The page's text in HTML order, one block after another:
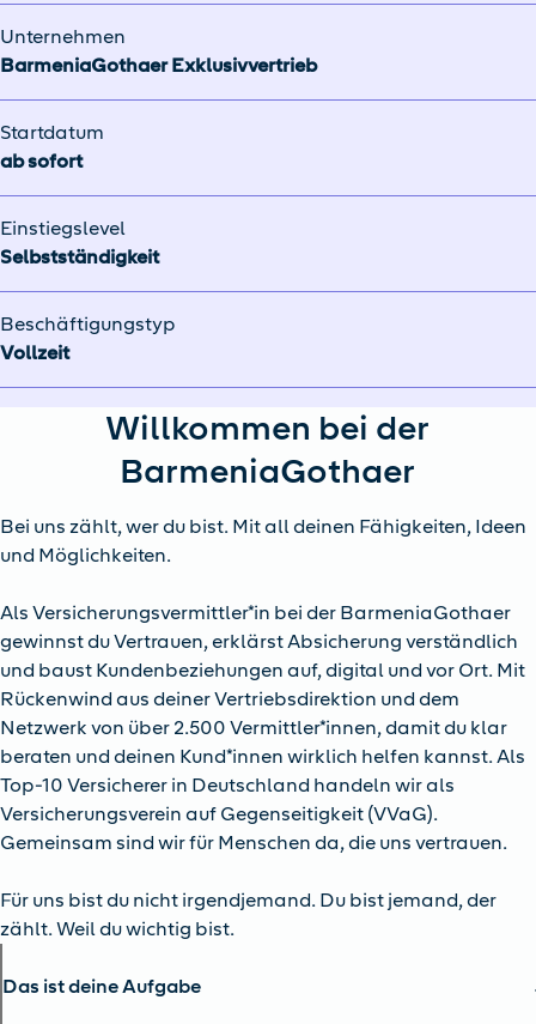
Unternehmen
BarmeniaGothaer Exklusivvertrieb
Startdatum
ab sofort
Einstiegslevel
Selbstständigkeit
Beschäftigungstyp
Vollzeit
Willkommen bei der
BarmeniaGothaer
Bei uns zählt, wer du bist. Mit all deinen Fähigkeiten, Ideen
und Möglichkeiten.
Als Versicherungsvermittler*in bei der BarmeniaGothaer
gewinnst du Vertrauen, erklärst Absicherung verständlich
und baust Kundenbeziehungen auf, digital und vor Ort. Mit
Rückenwind aus deiner Vertriebsdirektion und dem
Netzwerk von über 2.500 Vermittler*innen, damit du klar
beraten und deinen Kund*innen wirklich helfen kannst. Als
Top-10 Versicherer in Deutschland handeln wir als
Versicherungsverein auf Gegenseitigkeit (VVaG).
Gemeinsam sind wir für Menschen da, die uns vertrauen.
Für uns bist du nicht irgendjemand. Du bist jemand, der
zählt. Weil du wichtig bist.
Das ist deine Aufgabe